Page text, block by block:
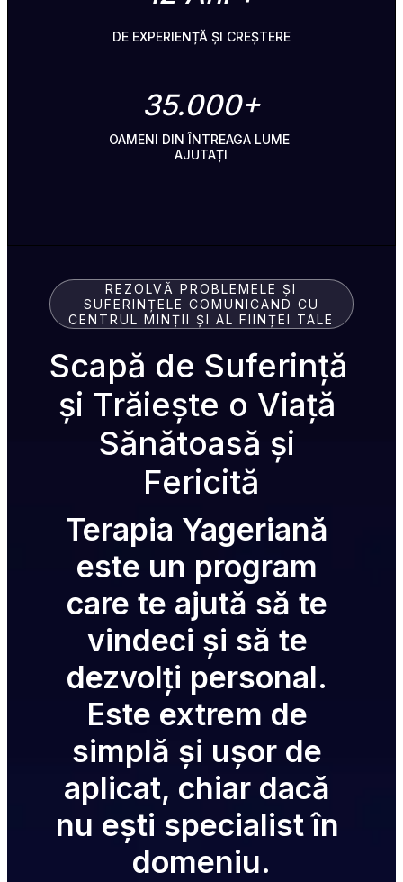
DE EXPERIENȚĂ ȘI CREȘTERE
35.000+
OAMENI DIN ÎNTREAGA LUME
AJUTAȚI
Scapă de Suferință
și Trăiește o Viață
Sănătoasă și
Fericită
REZOLVĂ PROBLEMELE ȘI
SUFERINȚELE COMUNICAND CU
CENTRUL MINȚII ȘI AL FIINȚEI TALE
Terapia Yageriană
este un program
care te ajută să te
vindeci și să te
dezvolți personal.
Este extrem de
simplă și ușor de
aplicat, chiar dacă
nu ești specialist în
domeniu.